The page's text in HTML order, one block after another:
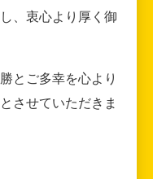
、衷心より厚く御
とご多幸を心より
させていただきま